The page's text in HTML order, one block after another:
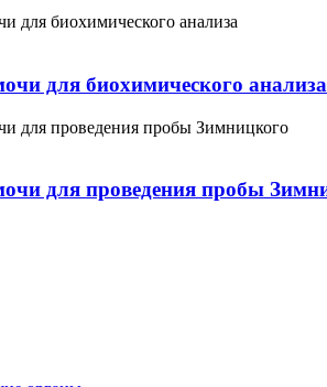
для биохимического анализа
для проведения пробы